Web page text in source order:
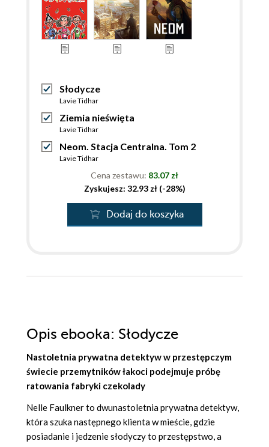
Słodycze
Lavie Tidhar
Ziemia nieświęta
Lavie Tidhar
Neom. Stacja Centralna. Tom 2
Lavie Tidhar
Cena zestawu: 83.07 zł
Zyskujesz: 32.93 zł (-28%)
Dodaj do koszyka
Opis ebooka: Słodycze
Nastoletnia prywatna detektyw w przestępczym
świecie przemytników łakoci podejmuje próbę
ratowania fabryki czekolady
Nelle Faulkner to dwunastoletnia prywatna detektyw,
która szuka następnego klienta w mieście, gdzie
posiadanie i jedzenie słodyczy to przestępstwo, a